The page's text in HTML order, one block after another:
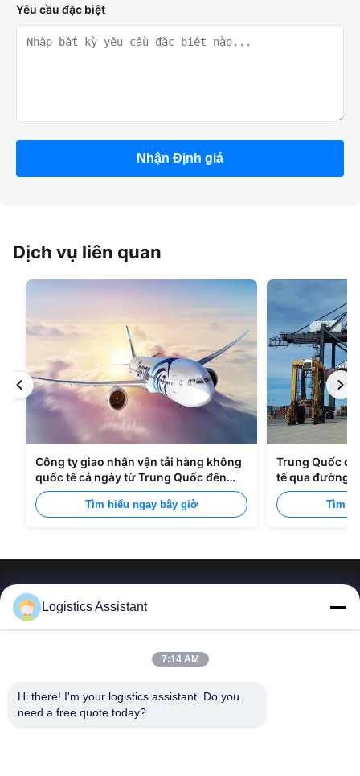
Yêu cầu đặc biệt
Nhận Định giá
Dịch vụ liên quan
Công ty giao nhận vận tải hàng không
quốc tế cả ngày từ Trung Quốc đến
Manila
Tìm hiểu ngay bây giờ
Trung Quốc
tế qua đường
Tìm
Hãy chọn chúng tôi và bạn sẽ không bao giờ quên
Logistics Assistant
7:14 AM
Hi there! I'm your logistics assistant. Do you
need a free quote today?